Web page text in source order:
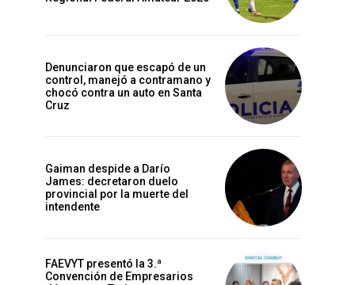
Denunciaron que escapó de un
control, manejó a contramano y
chocó contra un auto en Santa
Cruz
Gaiman despide a Darío
James: decretaron duelo
provincial por la muerte del
intendente
FAEVYT presentó la 3.ª
Convención de Empresarios